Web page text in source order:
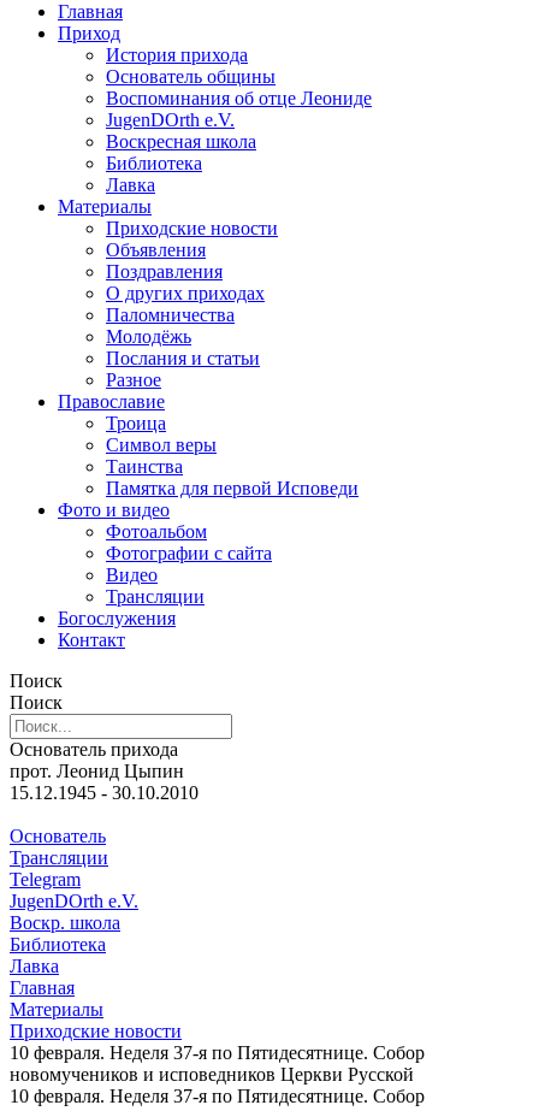
Главная
Приход
История прихода
Основатель общины
Воспоминания об отце Леониде
JugenDOrth e.V.
Воскресная школа
Библиотека
Лавка
Материалы
Приходские новости
Объявления
Поздравления
О других приходах
Паломничества
Молодёжь
Послания и статьи
Разное
Православие
Троица
Символ веры
Таинства
Памятка для первой Исповеди
Фото и видео
Фотоальбом
Фотографии с сайта
Видео
Трансляции
Богослужения
Контакт
Поиск
Поиск
Основатель прихода
прот. Леонид Цыпин
15.12.1945 - 30.10.2010
Основатель
Трансляции
Telegram
JugenDOrth e.V.
Воскр. школа
Библиотека
Лавка
Главная
Материалы
Приходские новости
10 февраля. Неделя 37-я по Пятидесятнице. Собор
новомучеников и исповедников Церкви Русской
10 февраля. Неделя 37-я по Пятидесятнице. Собор